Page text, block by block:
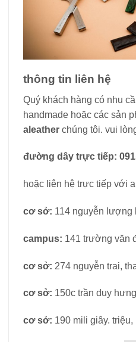
thông tin liên hệ
Quý khách hàng có nhu
handmade hoặc các sản
aleather chúng tôi. vui
đường dây trực tiếp:
hoặc liên hệ trực tiếp với
cơ sở: 114 nguyễn lượng
campus: 141 trường văn
cơ sở: 274 nguyễn trai,
cơ sở: 150c trần duy
cơ sở: 190 mili giây.